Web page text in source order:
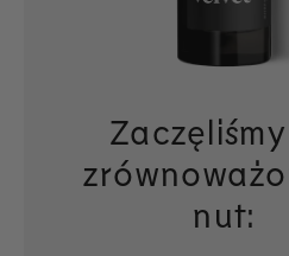
nut: